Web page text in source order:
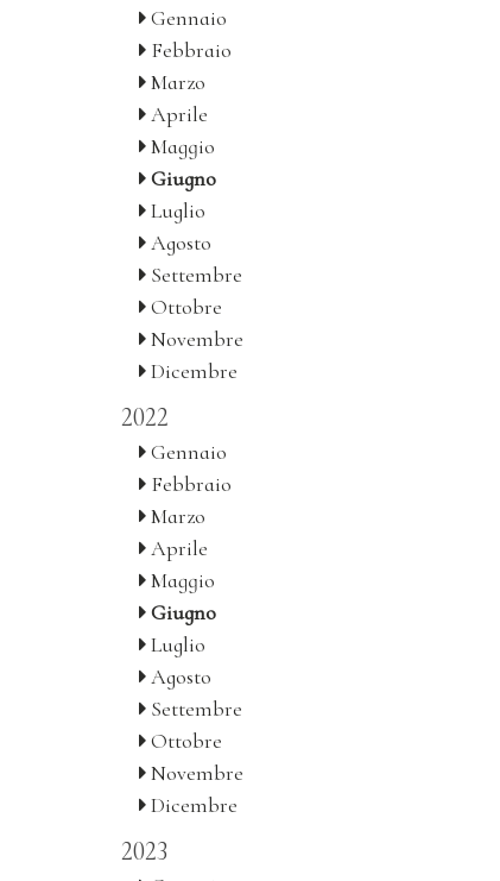
Gennaio
Febbraio
Marzo
Aprile
Maggio
Giugno
Luglio
Agosto
Settembre
Ottobre
Novembre
Dicembre
2022
Gennaio
Febbraio
Marzo
Aprile
Maggio
Giugno
Luglio
Agosto
Settembre
Ottobre
Novembre
Dicembre
2023